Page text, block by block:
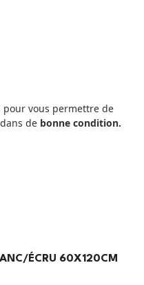
pour vous permettre de
de bonne condition.
ÉCRU 60X120CM